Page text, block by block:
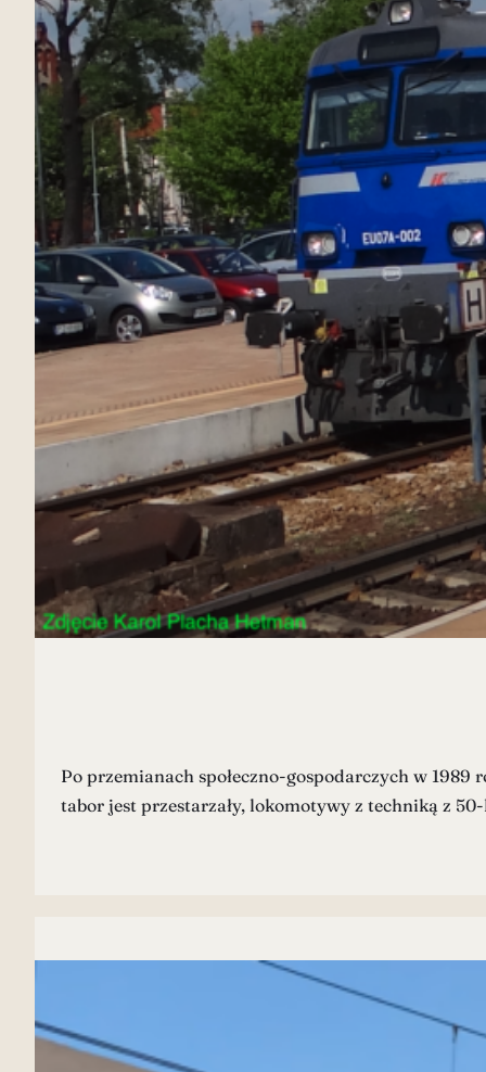
Po przemianach społeczno-gospodarczych w 1989
tabor jest przestarzały, lokomotywy z techniką z